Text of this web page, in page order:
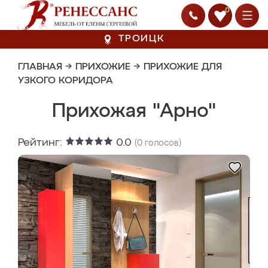
0
ТРОИЦК
ГЛАВНАЯ → ПРИХОЖИЕ → ПРИХОЖИЕ ДЛЯ
УЗКОГО КОРИДОРА
Прихожая "Арно"
Рейтинг: 0.0 (0 голосов)